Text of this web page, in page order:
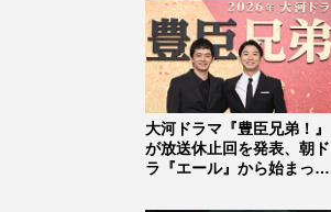
大河ドラマ『豊臣兄弟！』
が放送休止回を発表、朝ド
ラ『エール』から始まった